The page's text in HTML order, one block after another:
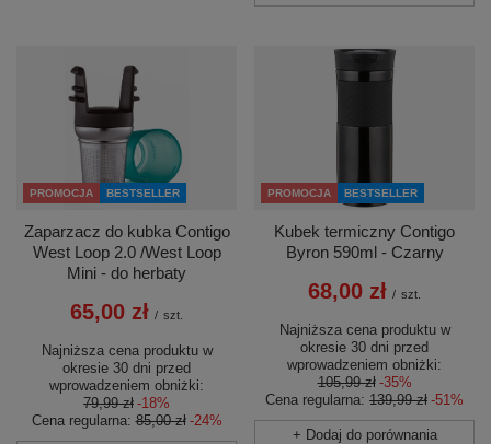
PROMOCJA BESTSELLER
Zaparzacz do kubka Contigo
West Loop 2.0 /West Loop
Mini - do herbaty
65,00 zł / szt.
Najniższa cena produktu w
okresie 30 dni przed
wprowadzeniem obniżki:
79,99 zł -18%
Cena regularna:85,00 zł -24%
PROMOCJA BESTSELLER
Kubek termiczny Contigo
Byron 590ml - Czarny
68,00 zł / szt.
Najniższa cena produktu w
okresie 30 dni przed
wprowadzeniem obniżki:
105,99 zł -35%
Cena regularna: 139,99 zł -51%
+ Dodaj do porównania